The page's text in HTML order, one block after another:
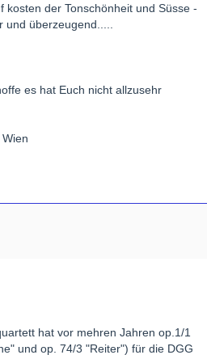
kosten der Tonschönheit und Süsse -
und überzeugend.....
es hat Euch nicht allzusehr
hat vor mehren Jahren op.1/1
und op. 74/3 "Reiter") für die DGG